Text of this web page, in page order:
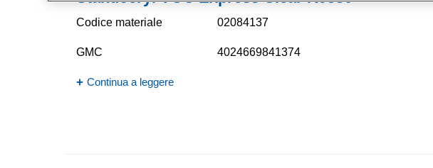
Codice materiale 02084137
GMC 4024669841374
Continua a leggere